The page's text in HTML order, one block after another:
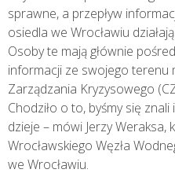
sprawne, a przepływ
osiedla we Wrocławiu
Osoby te mają głównie
informacji ze swojego terenu
Zarządzania Kryzysowego
Chodziło o to, byśmy się
dzieje – mówi Jerzy Weraksa,
Wrocławskiego Węzła
we Wrocławiu.